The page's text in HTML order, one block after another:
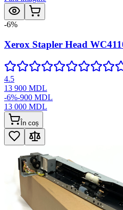
-6%
Xerox Stapler Head
4.5
13 900 MDL
-6%-900 MDL
13 000 MDL
În coș